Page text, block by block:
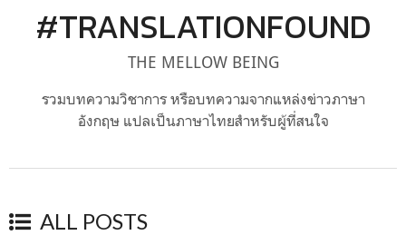
#TRANSLATIONFOUND
THE MELLOW BEING
รวมบทความวิชาการ หรือบทความจากแหล่งข่าวภาษา
อังกฤษ แปลเป็นภาษาไทยสำหรับผู้ที่สนใจ
ALL POSTS